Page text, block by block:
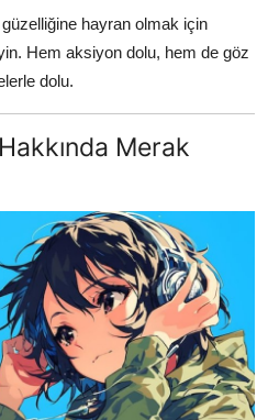
hayran olmak için
Hem aksiyon dolu, hem de göz
dolu.
Merak